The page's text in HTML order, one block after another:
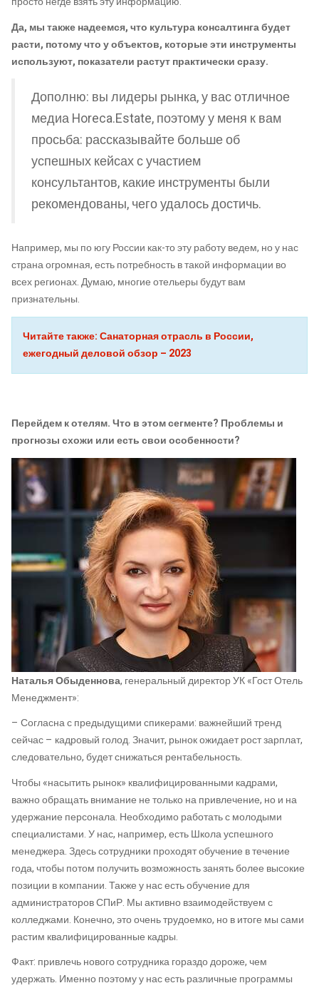
Да, мы также надеемся, что культура консалтинга будет
расти, потому что у объектов, которые эти инструменты
используют, показатели растут практически сразу.
Дополню: вы лидеры рынка, у вас отличное
медиа Horeca.Estate, поэтому у меня к вам
просьба: рассказывайте больше об
успешных кейсах с участием
консультантов, какие инструменты были
рекомендованы, чего удалось достичь.
Например, мы по югу России как-то эту работу ведем, но у нас
страна огромная, есть потребность в такой информации во
всех регионах. Думаю, многие отельеры будут вам
признательны.
Читайте также: Санаторная отрасль в России,
ежегодный деловой обзор – 2023
Перейдемк отелям. Что в этом сегменте? Проблемы и
прогнозы схожи или есть свои особенности?
Наталья Обыденнова, генеральный директор УК «Гост Отель
Менеджмент»:
– Согласна с предыдущими спикерами: важнейший тренд
сейчас – кадровый голод. Значит, рынок ожидает рост зарплат,
следовательно, будет снижаться рентабельность.
Чтобы «насытить рынок» квалифицированными кадрами,
важно обращать внимание не только на привлечение, но и на
удержание персонала. Необходимо работать с молодыми
специалистами. У нас, например, есть Школа успешного
менеджера. Здесь сотрудники проходят обучение в течение
года, чтобы потом получить возможность занять более высокие
позиции в компании. Также у нас есть обучение для
администраторов СПиР. Мы активно взаимодействуем с
колледжами. Конечно, это очень трудоемко, но в итоге мы сами
растим квалифицированные кадры.
Факт: привлечь нового сотрудника гораздо дороже, чем
удержать. Именно поэтому у нас есть различные программы